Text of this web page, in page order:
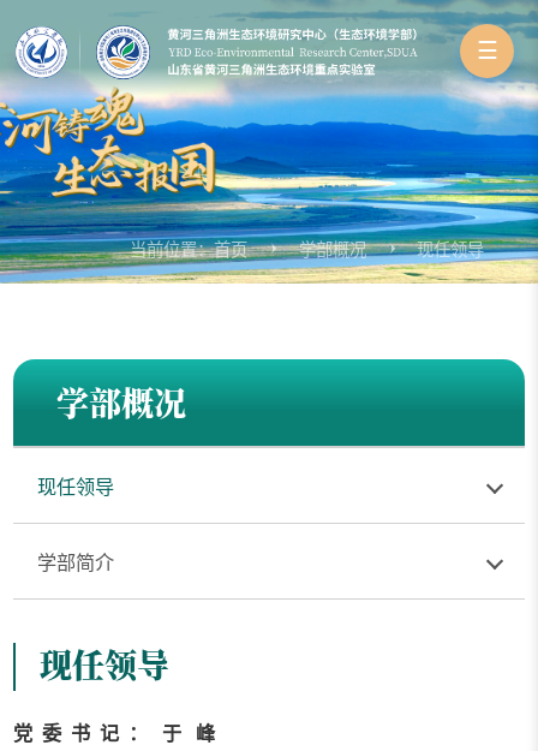
☰
当前位置：首页 学部概况 现任领导
学部概况
现任领导
学部简介
现任领导
党 委 书 记 ： 于 峰